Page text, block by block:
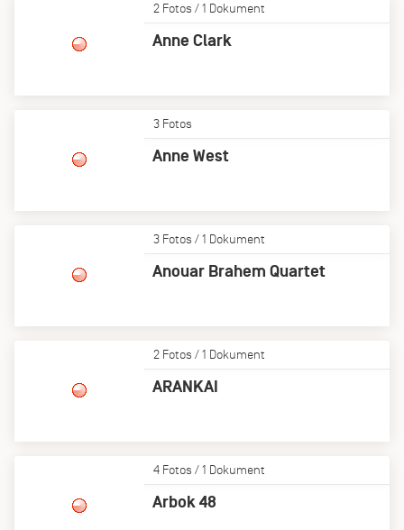
2 Fotos / 1 Dokument
Anne Clark
3 Fotos
Anne West
3 Fotos / 1 Dokument
Anouar Brahem Quartet
2 Fotos / 1 Dokument
ARANKAI
4 Fotos / 1 Dokument
Arbok 48